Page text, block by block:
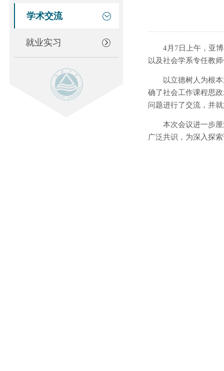
学术交流
就业实习
4月7日上午，亚
以及社会学系专任教
以立德树人为根
确了社会工作课程思
问题进行了交流，并
本次会议进一步
广泛共识，为深入探